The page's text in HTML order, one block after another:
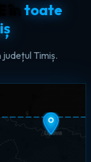
toate
Timiș.